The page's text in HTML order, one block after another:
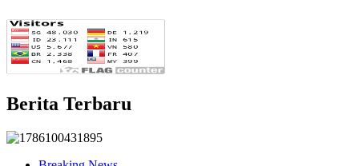
Berita Terbaru